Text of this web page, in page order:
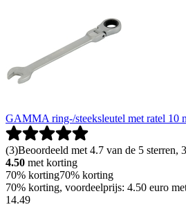
GAMMA ring-/steeksleutel met ratel 10
(3)Beoordeeld met 4.7 van de 5 sterren,
4.50 met korting
70% korting70% korting
70% korting, voordeelprijs: 4.50 euro
14.49